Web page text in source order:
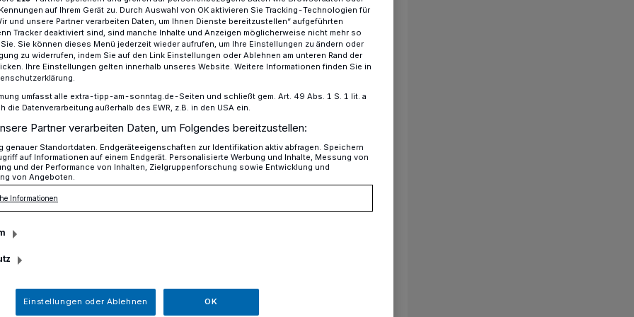
und Willicher Stadtwerke
Willicher Schüler
mehr Sicherheit
neuen Schuljahres erhalten Mädchen
nützliches Zubehör: 1 500
Stadtwerke allen Kindern der fünften
auf Ihrem Gerät zu. Durch Auswahl von OK aktivieren Sie Tracking-Technologien für
und unsere Partner verarbeiten Daten, um Ihnen Dienste bereitzustellen“ aufgeführten
Tracker deaktiviert sind, sind manche Inhalte und Anzeigen möglicherweise nicht mehr so
Sie können dieses Menü jederzeit wieder aufrufen, um Ihre Einstellungen zu ändern oder
zu widerrufen, indem Sie auf den Link Einstellungen oder Ablehnen am unteren Rand der
Ihre Einstellungen gelten innerhalb unseres Website. Weitere Informationen finden Sie in
umfasst alle extra-tipp-am-sonntag.de-Seiten und schließt gem. Art. 49 Abs. 1 S. 1 lit. a
die Datenverarbeitung außerhalb des EWR, z.B. in den USA ein.
Partner verarbeiten Daten, um Folgendes bereitzustellen:
genauer Standortdaten. Endgeräteeigenschaften zur Identifikation aktiv abfragen. Speichern
auf Informationen auf einem Endgerät. Personalisierte Werbung und Inhalte, Messung von
und der Performance von Inhalten, Zielgruppenforschung sowie Entwicklung und
von Angeboten.
Informationen
Einstellungen oder Ablehnen OK